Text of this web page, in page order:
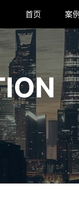
首页 案例